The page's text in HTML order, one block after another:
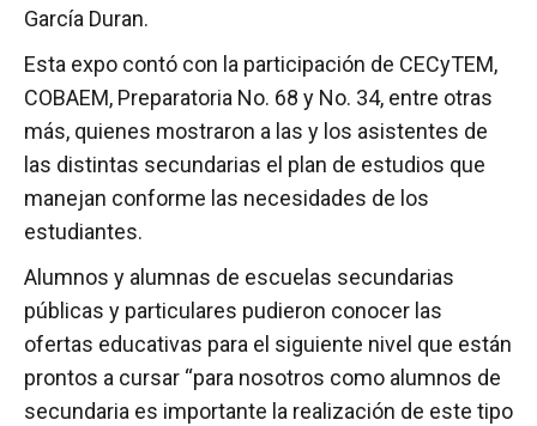
García Duran.
Esta expo contó con la participación de CECyTEM,
COBAEM, Preparatoria No. 68 y No. 34, entre otras
más, quienes mostraron a las y los asistentes de
las distintas secundarias el plan de estudios que
manejan conforme las necesidades de los
estudiantes.
Alumnos y alumnas de escuelas secundarias
públicas y particulares pudieron conocer las
ofertas educativas para el siguiente nivel que están
prontos a cursar “para nosotros como alumnos de
secundaria es importante la realización de este tipo